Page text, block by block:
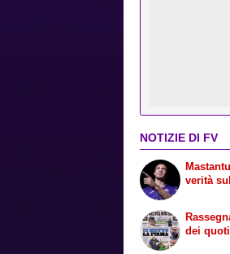
NOTIZIE DI FV
verità
dei